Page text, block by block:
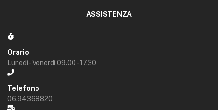
ASSISTENZA
Orario
Lunedì - Venerdì 09.00 - 17.30
Telefono
06.94368820